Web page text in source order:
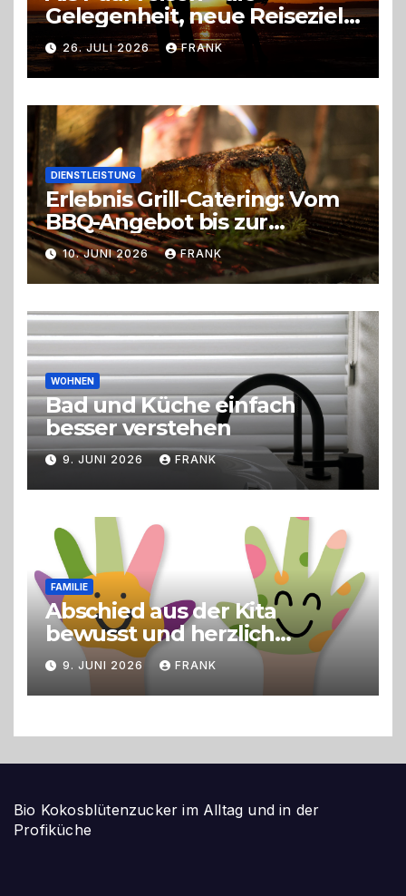
Gelegenheit, neue Reiseziele
zu entdecken
26. JULI 2026 FRANK
DIENSTLEISTUNG
Erlebnis Grill-Catering: Vom
BBQ-Angebot bis zur
perfekten Eventorganisation
Trend zu Outdoor-Events,
Erlebnisgastronomie und
Live-Cooking
10. JUNI 2026 FRANK
WOHNEN
Bad und Küche einfach
besser verstehen
9. JUNI 2026 FRANK
FAMILIE
Abschied aus der Kita
bewusst und herzlich
gestalten
9. JUNI 2026 FRANK
Bio Kokosblütenzucker im Alltag und in der
Profiküche